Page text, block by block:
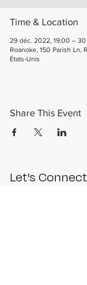
Time & Location
29 déc. 2022, 19:00 –
Roanoke, 150 Parish Ln,
États-Unis
Share This Event
Let's